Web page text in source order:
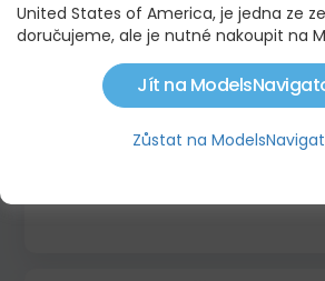
United States of America, je jedna ze
doručujeme, ale je nutné nakoupit na
Jít na
Zůstat na